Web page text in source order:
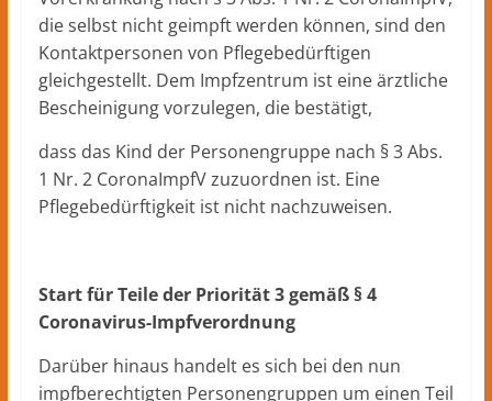
die selbst nicht geimpft werden können, sind den
Kontaktpersonen von Pflegebedürftigen
gleichgestellt. Dem Impfzentrum ist eine ärztliche
Bescheinigung vorzulegen, die bestätigt,
dass das Kind der Personengruppe nach § 3 Abs.
1 Nr. 2 CoronaImpfV zuzuordnen ist. Eine
Pflegebedürftigkeit ist nicht nachzuweisen.
Start für Teile der Priorität 3 gemäß § 4
Coronavirus-Impfverordnung
Darüber hinaus handelt es sich bei den nun
impfberechtigten Personengruppen um einen Teil